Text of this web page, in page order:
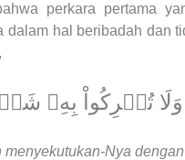
perkara pertama
dalam hal beribadah dan
وَلَا تُشۡرِكُواْ
Nya